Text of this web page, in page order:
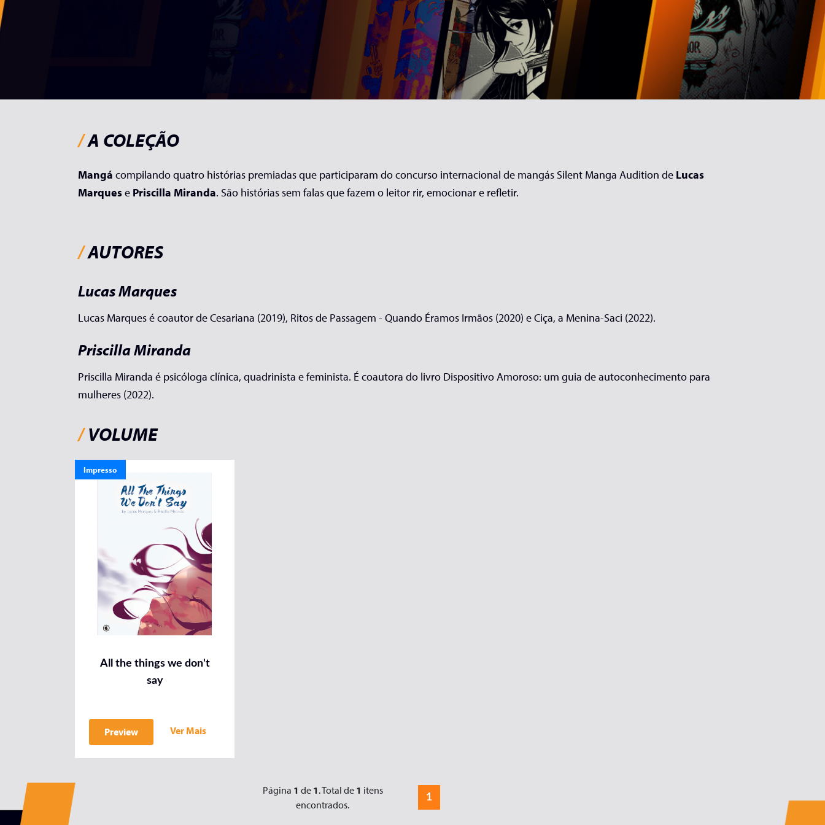
/A COLEÇÃO
Mangá compilando quatro histórias premiadas que participaram do concurso internacional de mangás Silent Manga Audition de Lucas
Marquese Priscilla Miranda. São histórias sem falas que fazem o leitor rir, emocionar e refletir.
/AUTORES
Lucas Marques
Lucas Marques é coautor de Cesariana (2019), Ritos de Passagem - Quando Éramos Irmãos (2020) e Ciça, a Menina-Saci (2022).
Priscilla Miranda
Priscilla Miranda é psicóloga clínica, quadrinista e feminista. É coautora do livro Dispositivo Amoroso: um guia de autoconhecimento para
mulheres (2022).
/VOLUME
Impresso
All the things we don't
say
Preview Ver Mais
Página 1 de 1. Total de 1 itens
encontrados.
1